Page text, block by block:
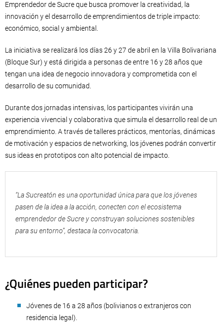
Emprendedor de Sucre que busca promover la creatividad, la
innovación y el desarrollo de emprendimientos de triple impacto:
económico, social y ambiental.
La iniciativa se realizará los días 26 y 27 de abril en la Villa Bolivariana
(Bloque Sur) y está dirigida a personas de entre 16 y 28 años que
tengan una idea de negocio innovadora y comprometida con el
desarrollo de su comunidad.
Durante dos jornadas intensivas, los participantes vivirán una
experiencia vivencial y colaborativa que simula el desarrollo real de un
emprendimiento. A través de talleres prácticos, mentorías, dinámicas
de motivación y espacios de networking, los jóvenes podrán convertir
sus ideas en prototipos con alto potencial de impacto.
“La Sucreatón es una oportunidad única para que los jóvenes
pasen de la idea a la acción, conecten con el ecosistema
emprendedor de Sucre y construyan soluciones sostenibles
para su entorno”, destaca la convocatoria.
¿Quiénes pueden participar?
Jóvenes de 16 a 28 años (bolivianos o extranjeros con
residencia legal).